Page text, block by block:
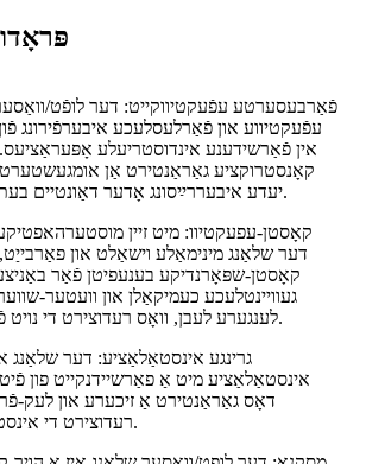
פֿאַרבעסערטע עפֿעקטיווקייט: דער לופֿט/
עפֿעקטיווע און פֿאַרלעסלעכע איבערפֿירונג
אין פֿאַרשידענע אינדוסטריעלע אָפּעראַציעס.
קאָנסטרוקציע גאַראַנטירט אַן אומגעשטערטן
יעדע איבעררײַסונג אָדער דאַונטיים בעת קריטישע פּראָצעסן.
קאָסטן-עפעקטיוו: מיט זיין
דער שלאַנג מינימאַלע וישאַלט און
קאָסטן-שפּאָרנדיקע בענעפיטן פֿאַר
געוויינטלעכע כעמיקאַלן און וועטער-
לענגערע לעבן, וואָס רעדוצירט די נויט פֿאַר אָפטע פאַרבייַטן.
גרינגע אינסטאַלאַציע: דער שלאַנג
אינסטאַלאַציע מיט אַ פאַרשיידנקייט פון
דאָס גאַראַנטירט אַ זיכערע און לעק-
רעדוצירט די אינסטאַלאַציע צייט און מי.